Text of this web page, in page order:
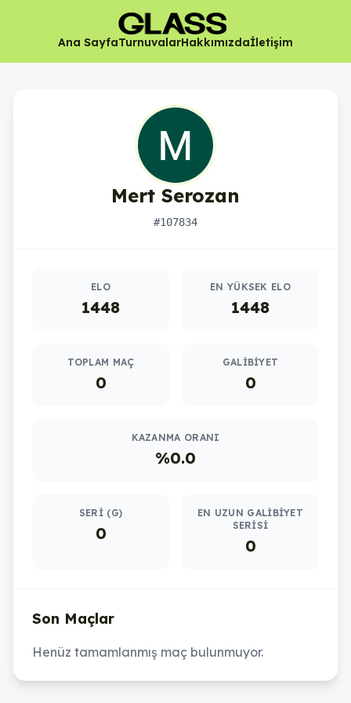
Ana SayfaTurnuvalarHakkımızdaİletişim
Mert Serozan
#107834
ELO
1448
EN YÜKSEK ELO
1448
TOPLAM MAÇ
0
GALIBIYET
0
KAZANMA ORANI
%0.0
SERI (G)
0
EN UZUN GALIBIYET
SERISI
0
Son Maçlar
Henüz tamamlanmış maç bulunmuyor.